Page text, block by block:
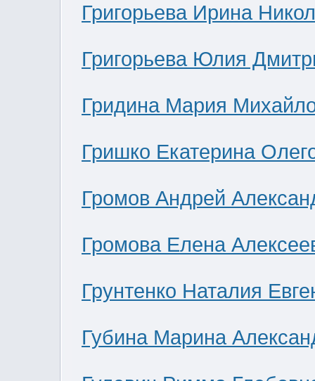
Григорьева Ирина
Григорьева Юлия
Гридина Мария
Гришко Екатерина
Громов Андрей
Громова Елена
Грунтенко Наталия
Губина Марина